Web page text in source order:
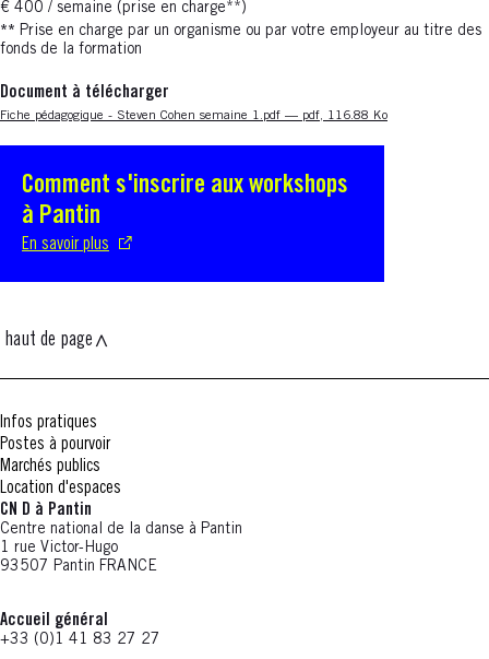
€ 400 / semaine (prise en charge**)
** Prise en charge par un organisme ou par votre employeur au titre des
fonds de la formation
Document à télécharger
Nouvelle fenêtre
Fiche pédagogique - Steven Cohen semaine 1.pdf — pdf, 116.88 Ko
Comment s'inscrire aux workshops
à Pantin
En savoir plus
S'ouvre dans une nouvelle fenêtre
haut de page
Infos pratiques
Postes à pourvoir
Marchés publics
Location d'espaces
CN D à Pantin
Centre national de la danse à Pantin
1 rue Victor-Hugo
93507 Pantin FRANCE
Accueil général
+33 (0)1 41 83 27 27